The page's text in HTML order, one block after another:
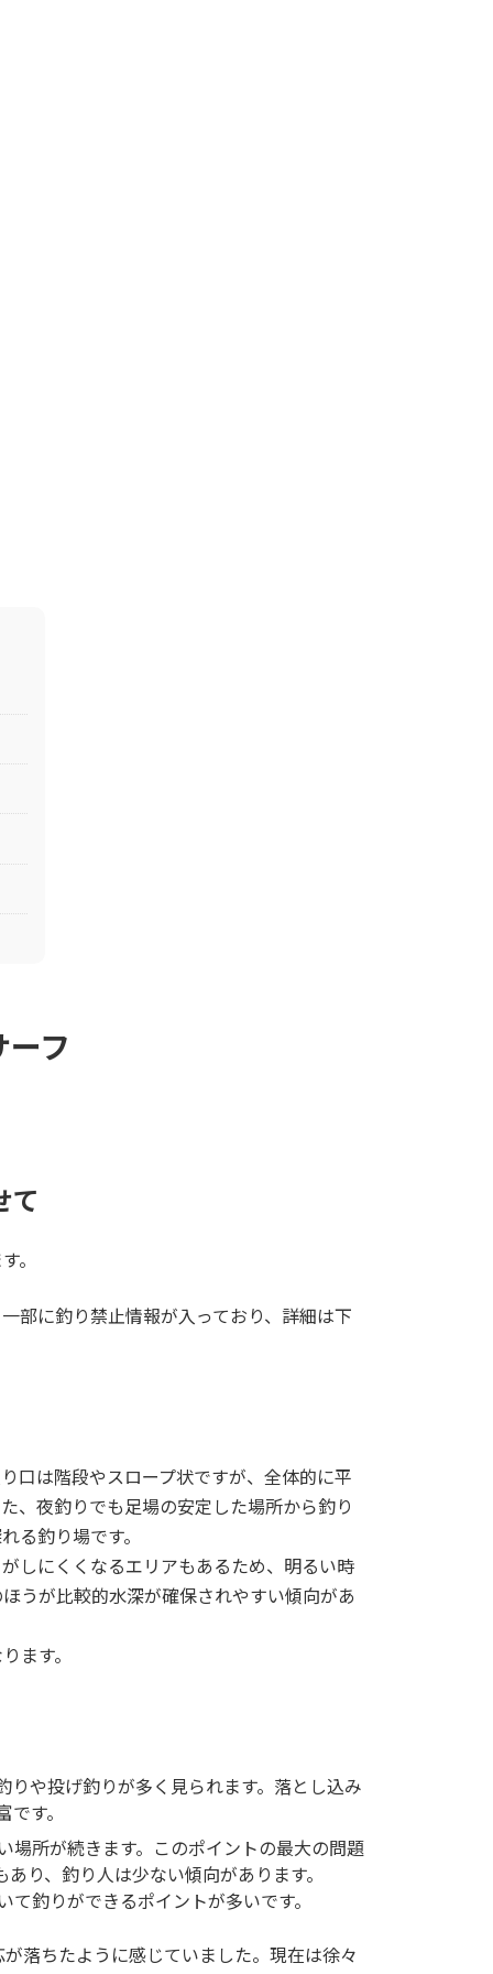
フ
て
。
部に釣り禁止情報が入っており、詳細は下
口は階段やスロープ状ですが、全体的に平
、夜釣りでも足場の安定した場所から釣り
る釣り場です。
しにくくなるエリアもあるため、明るい時
うが比較的水深が確保されやすい傾向があ
ます。
や投げ釣りが多く見られます。落とし込み
す。
所が続きます。このポイントの最大の問題
り、釣り人は少ない傾向があります。
釣りができるポイントが多いです。
落ちたように感じていました。現在は徐々